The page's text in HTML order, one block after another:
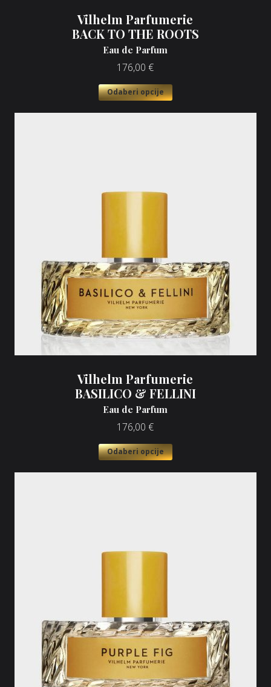
Vilhelm Parfumerie
BACK TO THE ROOTS
Eau de Parfum
176,00 €
Odaberi opcije
Vilhelm Parfumerie
BASILICO & FELLINI
Eau de Parfum
176,00 €
Odaberi opcije